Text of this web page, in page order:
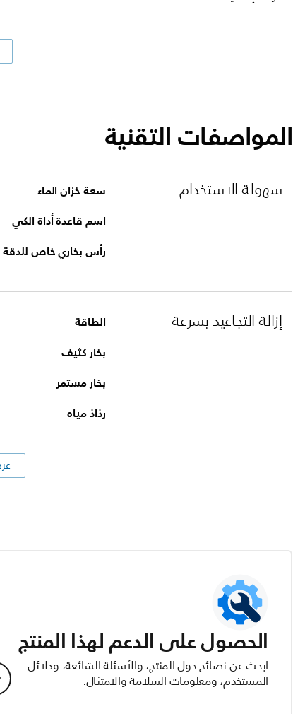
المواصفات التقنية
سهولة الاستخدام سعة خزان الماء
اسم قاعدة أداة الكي
رأس بخاري خاص للدقة
إزالة التجاعيد بسرعة الطاقة
بخار كثيف
بخار مستمر
رذاذ مياه
الحصول على الدعم لهذا المنتج
ابحث عن نصائح حول المنتج، والأسئلة الشائعة، ودلائل
المستخدم، ومعلومات السلامة والامتثال.